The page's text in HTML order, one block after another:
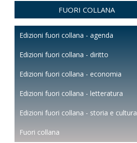
FUORI COLLANA
Edizioni fuori collana - agenda
Edizioni fuori collana - diritto
Edizioni fuori collana - economia
Edizioni fuori collana - letteratura
Edizioni fuori collana - storia e cultura
Fuori collana